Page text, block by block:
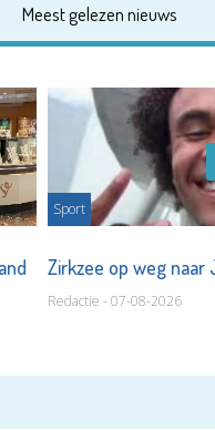
Meest gelezen nieuws
Sport
Zirkzee op weg
Redactie - 07-08-2026